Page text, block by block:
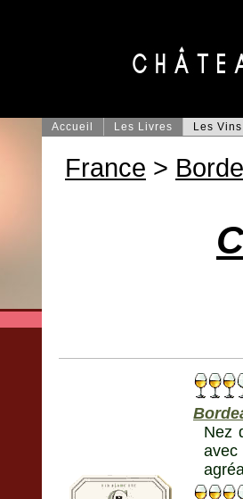
Accueil Les Livres Les Vins
France >
Nez